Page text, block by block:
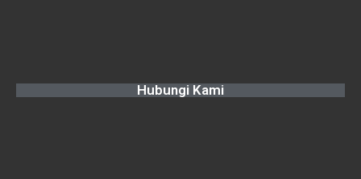
Hubungi Kami